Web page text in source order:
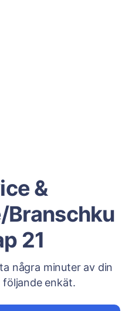
&
21
några minuter av din
enkät.